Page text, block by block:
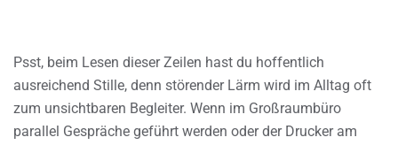
Psst, beim Lesen dieser Zeilen hast du hoffentlich
ausreichend Stille, denn störender Lärm wird im Alltag oft
zum unsichtbaren Begleiter. Wenn im Großraumbüro
parallel Gespräche geführt werden oder der Drucker am